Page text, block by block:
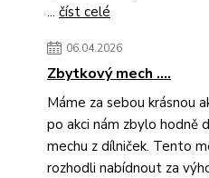
... číst celé
06.04.2026
Zbytkový mech ....
Máme za sebou krásnou
po akci nám zbylo hodně
mechu z dílniček. Tento
rozhodli nabídnout za